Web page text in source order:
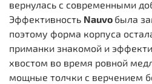
вернулась с современными
Эффективность Nauvo была
поэтому форма корпуса
приманки знакомой и
хвостом во время ровной
мощные толчки с верчением